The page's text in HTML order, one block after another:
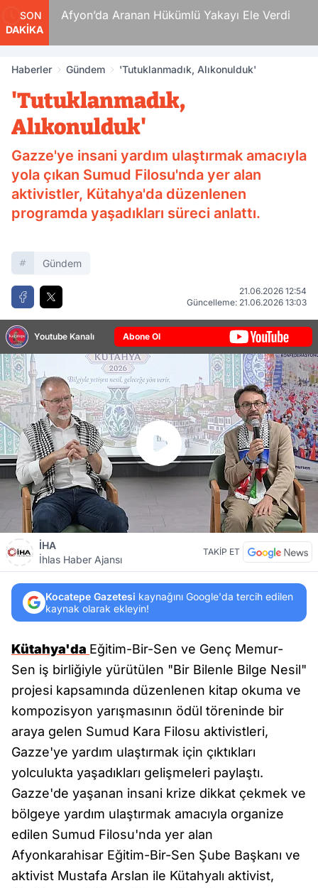
SON
DAKİKA
Afyon’da Aranan Hükümlü Yakayı Ele Verdi
Haberler Gündem 'Tutuklanmadık, Alıkonulduk'
'Tutuklanmadık,
Alıkonulduk'
Gazze'ye insani yardım ulaştırmak amacıyla
yola çıkan Sumud Filosu'nda yer alan
aktivistler, Kütahya'da düzenlenen
programda yaşadıkları süreci anlattı.
Gündem
21.06.2026 12:54
Güncelleme: 21.06.2026 13:03
Youtube Kanalı Abone Ol
İHA
İhlas Haber Ajansı
TAKİP ET
Kocatepe Gazetesi kaynağını Google'da tercih edilen
kaynak olarak ekleyin!
Kütahya'da Eğitim-Bir-Sen ve Genç Memur-
Sen iş birliğiyle yürütülen "Bir Bilenle Bilge Nesil"
projesi kapsamında düzenlenen kitap okuma ve
kompozisyon yarışmasının ödül töreninde bir
araya gelen Sumud Kara Filosu aktivistleri,
Gazze'ye yardım ulaştırmak için çıktıkları
yolculukta yaşadıkları gelişmeleri paylaştı.
Gazze'de yaşanan insani krize dikkat çekmek ve
bölgeye yardım ulaştırmak amacıyla organize
edilen Sumud Filosu'nda yer alan
Afyonkarahisar Eğitim-Bir-Sen Şube Başkanı ve
aktivist Mustafa Arslan ile Kütahyalı aktivist,